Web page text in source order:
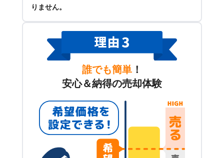
りません。
誰でも簡単 ！
安心＆納得の売却体験